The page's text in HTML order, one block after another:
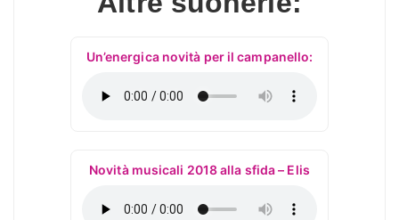
Un’energica novità per il campanello:
Novità musicali 2018 alla sfida – Elis